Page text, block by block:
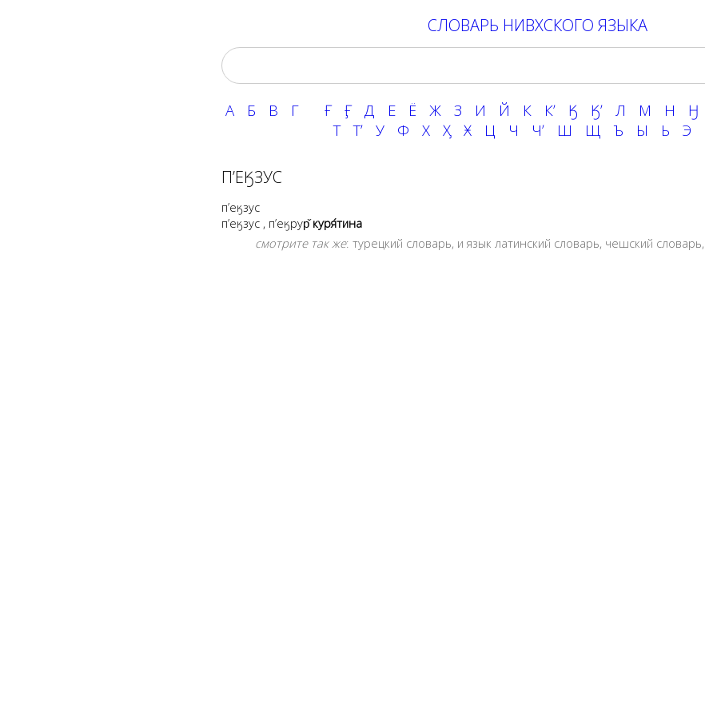
СЛОВАРЬ НИВХСКОГО ЯЗЫКА
А Б В Г Ғ Ӻ Д Е Ё Ж З И Й К Кʼ Ӄ Ӄʼ Л М Н Ӈ
Т
Тʼ У Ф Х Ӽ Ӿ Ц Ч Чʼ Ш Щ Ъ Ы Ь Э
П’ЕӃЗУС
п’еӄзус
п’еӄзус , п’еӄрур̌куря́тина
смотрите так же: турецкий словарь, и язык латинский словарь, чешский словарь,